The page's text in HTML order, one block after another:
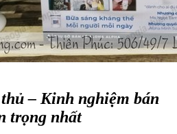
– Kinh nghiệm bán
trọng nhất